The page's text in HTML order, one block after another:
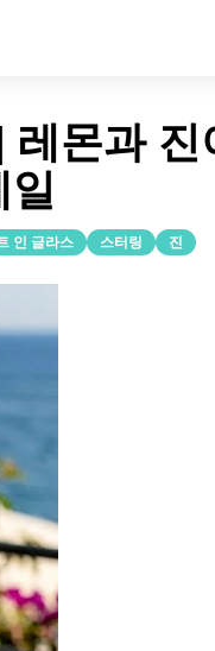
몬과 진
인 글라스 스터링 진